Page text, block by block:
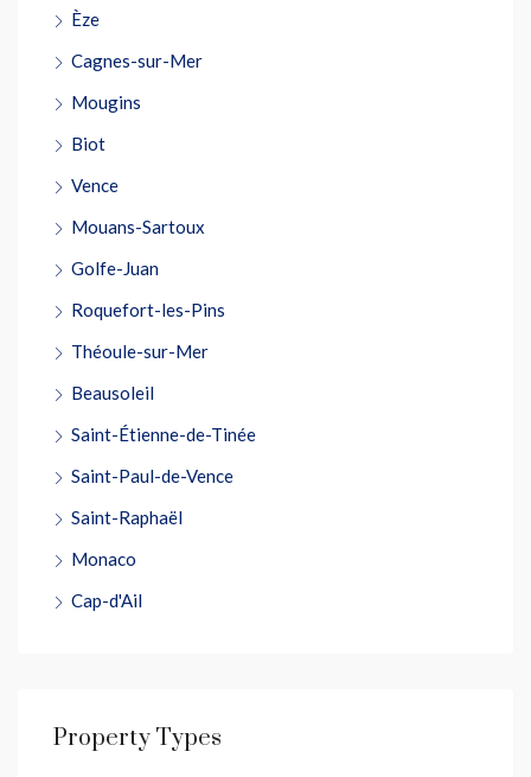
Èze
Cagnes-sur-Mer
Mougins
Biot
Vence
Mouans-Sartoux
Golfe-Juan
Roquefort-les-Pins
Théoule-sur-Mer
Beausoleil
Saint-Étienne-de-Tinée
Saint-Paul-de-Vence
Saint-Raphaël
Monaco
Cap-d'Ail
Property Types